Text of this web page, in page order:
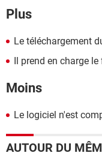
Plus
Le téléchargement
Il prend en charge le
Moins
Le logiciel n'est
AUTOUR DU